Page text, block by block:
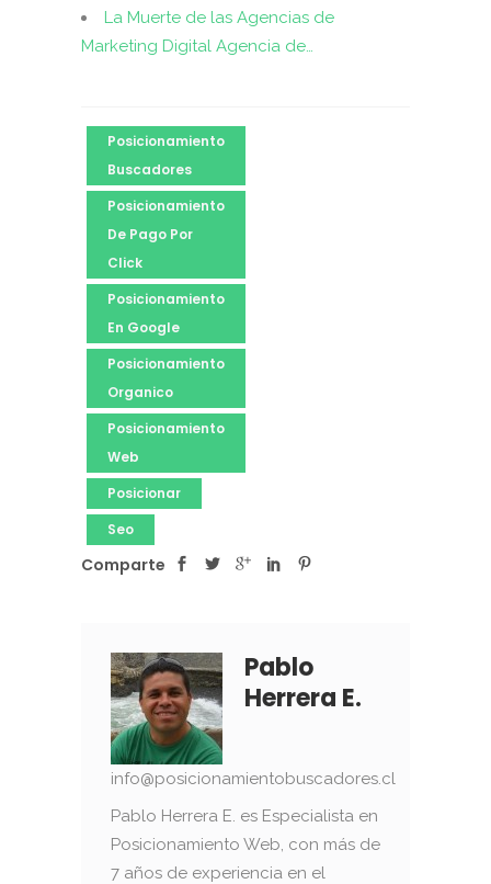
La Muerte de las Agencias de
Marketing Digital Agencia de…
Posicionamiento
Buscadores
Posicionamiento
De Pago Por
Click
Posicionamiento
En Google
Posicionamiento
Organico
Posicionamiento
Web
Posicionar
Seo
Comparte
Pablo
Herrera E.
info@posicionamientobuscadores.cl
Pablo Herrera E. es Especialista en
Posicionamiento Web, con más de
7 años de experiencia en el